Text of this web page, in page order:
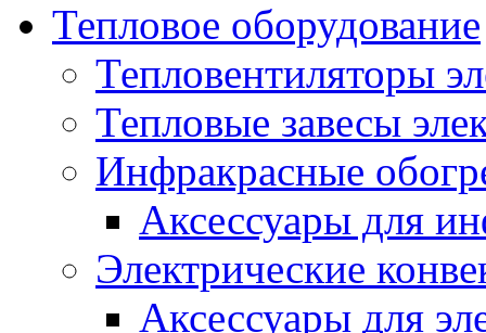
Тепловое оборудование
Тепловентиляторы
Тепловые завесы
Инфракрасные
Аксессуары для
Электрические
Аксессуары для